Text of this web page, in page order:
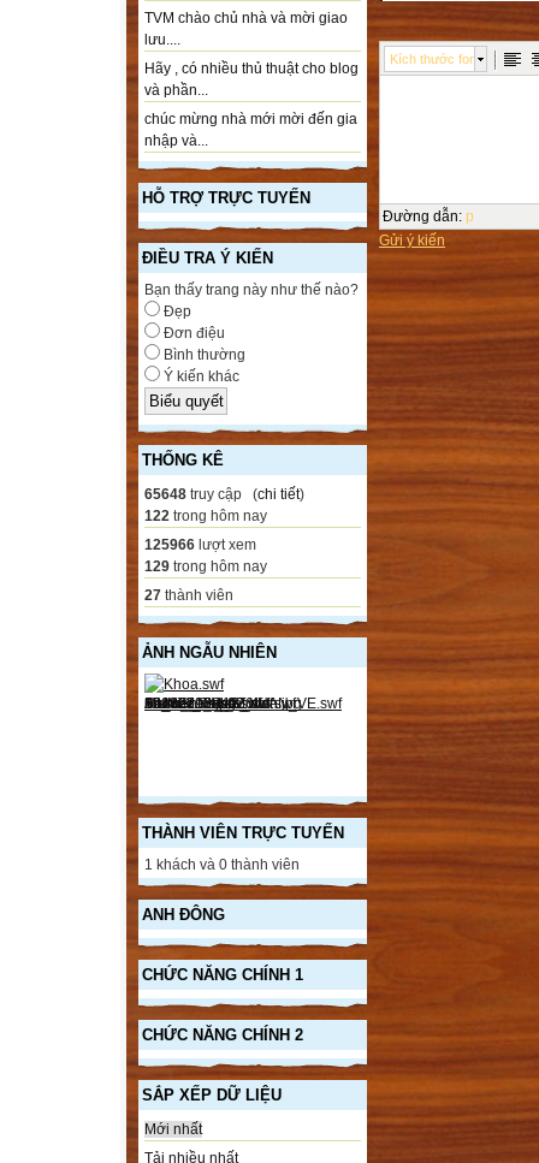
TVM chào chủ nhà và mời giao
lưu....
Hãy , có nhiều thủ thuật cho blog
và phần...
chúc mừng nhà mới mời đến gia
nhập và...
HỖ TRỢ TRỰC TUYẾN
ĐIỀU TRA Ý KIẾN
Bạn thấy trang này như thế nào?
Đẹp
Đơn điệu
Bình thường
Ý kiến khác
THỐNG KÊ
65648 truy cập (chi tiết)
122 trong hôm nay
125966 lượt xem
129 trong hôm nay
27 thành viên
ẢNH NGẪU NHIÊN
THÀNH VIÊN TRỰC TUYẾN
1 khách và 0 thành viên
ANH ĐÔNG
CHỨC NĂNG CHÍNH 1
CHỨC NĂNG CHÍNH 2
SẮP XẾP DỮ LIỆU
Mới nhất
Tải nhiều nhất
Kích thước font
Đường dẫn: p
Gửi ý kiến